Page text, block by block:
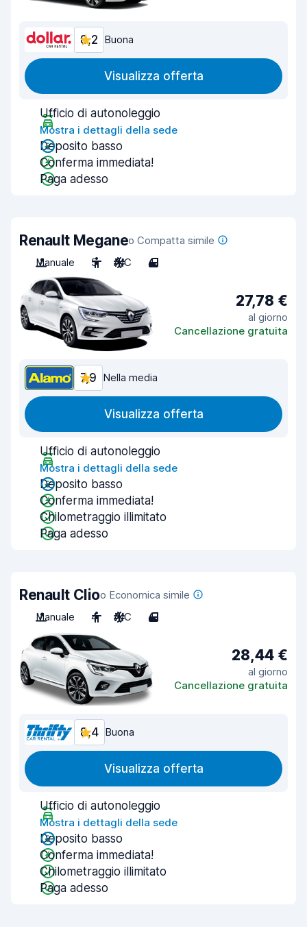
8,2 Buona
Visualizza offerta
Ufficio di autonoleggio
Mostra i dettagli della sede
Deposito basso
Conferma immediata!
Paga adesso
Renault Meganeo Compatta simile
Manuale
5 A/C 4
27,78 €
al giorno
Cancellazione gratuita
7,9 Nella media
Visualizza offerta
Ufficio di autonoleggio
Mostra i dettagli della sede
Deposito basso
Conferma immediata!
Chilometraggio illimitato
Paga adesso
Renault Clioo Economica simile
Manuale
4 A/C 4
28,44 €
al giorno
Cancellazione gratuita
8,4 Buona
Visualizza offerta
Ufficio di autonoleggio
Mostra i dettagli della sede
Deposito basso
Conferma immediata!
Chilometraggio illimitato
Paga adesso